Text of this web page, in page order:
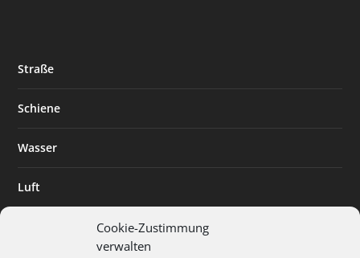
Cookie-Zustimmung
verwalten
Straße
Schiene
Wasser
Luft